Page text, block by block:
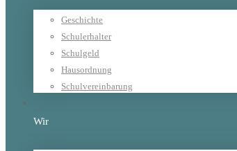
Geschichte
Schulerhalter
Schulgeld
Hausordnung
Schulvereinbarung
Wir